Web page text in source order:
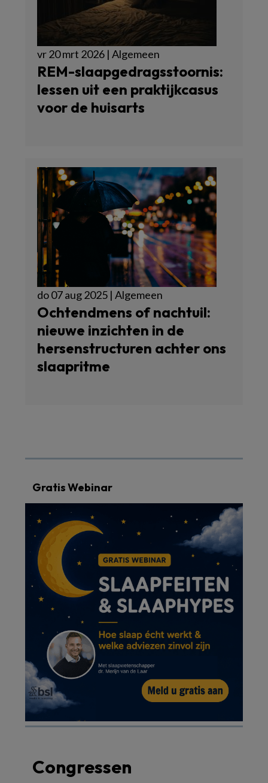
vr 20 mrt 2026 | Algemeen
REM-slaapgedragsstoornis:
lessen uit een praktijkcasus
voor de huisarts
do 07 aug 2025 | Algemeen
Ochtendmens of nachtuil:
nieuwe inzichten in de
hersenstructuren achter ons
slaapritme
Gratis Webinar
Congressen